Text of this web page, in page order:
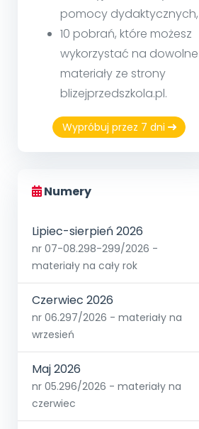
pomocy dydaktycznych,
10 pobrań, które możesz
wykorzystać na dowolne
materiały ze strony
blizejprzedszkola.pl.
Wypróbuj przez 7 dni
Numery
Lipiec-sierpień 2026
nr 07-08.298-299/2026 -
materiały na cały rok
Czerwiec 2026
nr 06.297/2026 - materiały na
wrzesień
Maj 2026
nr 05.296/2026 - materiały na
czerwiec